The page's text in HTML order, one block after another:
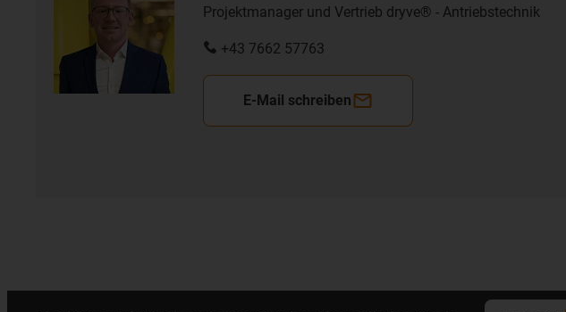
Projektmanager und Vertrieb dryve® - Antriebstechnik
+43 7662 57763
E-Mail schreiben